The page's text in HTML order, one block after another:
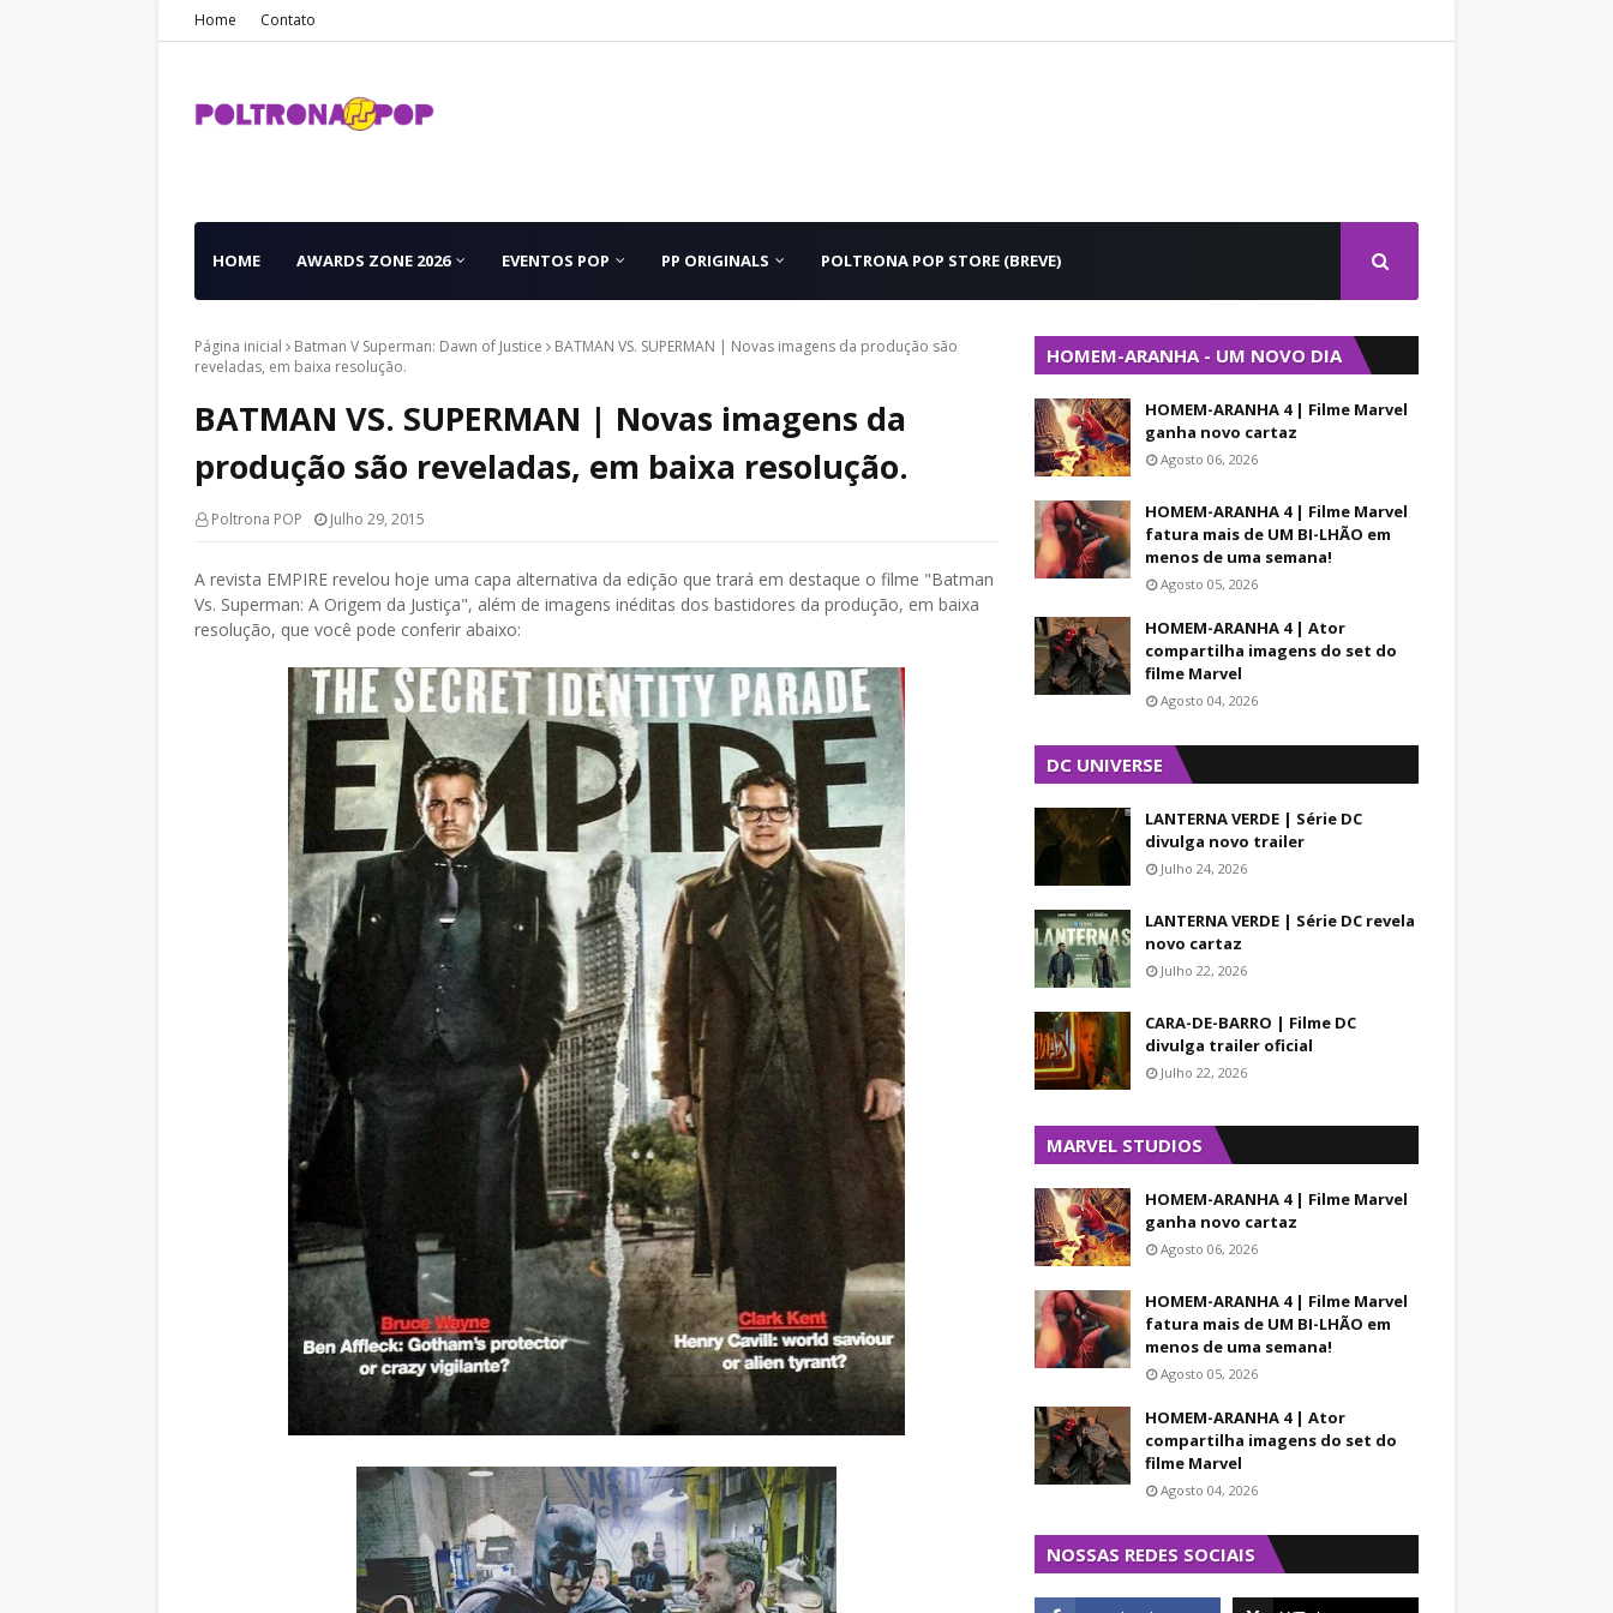
Home Contato
HOME AWARDS ZONE 2026 EVENTOS POP PP ORIGINALS POLTRONA POP STORE (BREVE)
Página inicial Batman V Superman: Dawn of Justice
BATMAN VS. SUPERMAN | Novas imagens da produção são
reveladas, em baixa resolução.
BATMAN VS. SUPERMAN | Novas imagens da
produção são reveladas, em baixa resolução.
Poltrona POP Julho 29, 2015
A revista EMPIRE revelou hoje uma capa alternativa da edição que trará em destaque o filme "Batman
Vs. Superman: A Origem da Justiça", além de imagens inéditas dos bastidores da produção, em baixa
resolução, que você pode conferir abaixo:
HOMEM-ARANHA - UM NOVO DIA
HOMEM-ARANHA 4 | Filme Marvel
ganha novo cartaz
Agosto 06, 2026
HOMEM-ARANHA 4 | Filme Marvel
fatura mais de UM BI-LHÃO em
menos de uma semana!
Agosto 05, 2026
HOMEM-ARANHA 4 | Ator
compartilha imagens do set do
filme Marvel
Agosto 04, 2026
DC UNIVERSE
LANTERNA VERDE | Série DC
divulga novo trailer
Julho 24, 2026
LANTERNA VERDE | Série DC revela
novo cartaz
Julho 22, 2026
CARA-DE-BARRO | Filme DC
divulga trailer oficial
Julho 22, 2026
MARVEL STUDIOS
HOMEM-ARANHA 4 | Filme Marvel
ganha novo cartaz
Agosto 06, 2026
HOMEM-ARANHA 4 | Filme Marvel
fatura mais de UM BI-LHÃO em
menos de uma semana!
Agosto 05, 2026
HOMEM-ARANHA 4 | Ator
compartilha imagens do set do
filme Marvel
Agosto 04, 2026
NOSSAS REDES SOCIAIS